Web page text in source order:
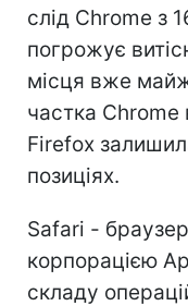
слід Chrome з
погрожує
місця вже
частка Chrome
Firefox
позиціях.
Safari -
корпорацією
складу